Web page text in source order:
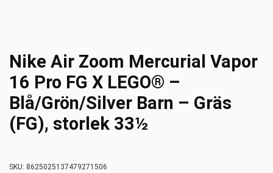
Nike Air Zoom Mercurial Vapor
16 Pro FG X LEGO® –
Blå/Grön/Silver Barn – Gräs
(FG), storlek 33½
SKU: 8625025137479271506